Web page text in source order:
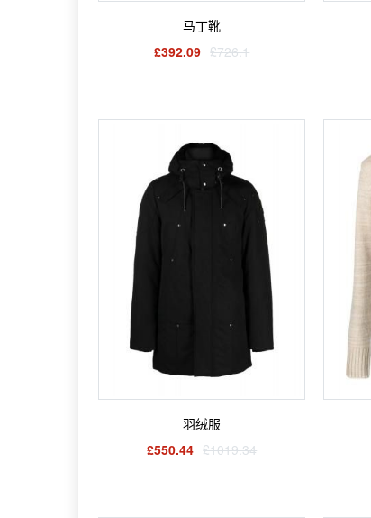
马丁靴
£392.09 £726.1
羽绒服
£550.44 £1019.34